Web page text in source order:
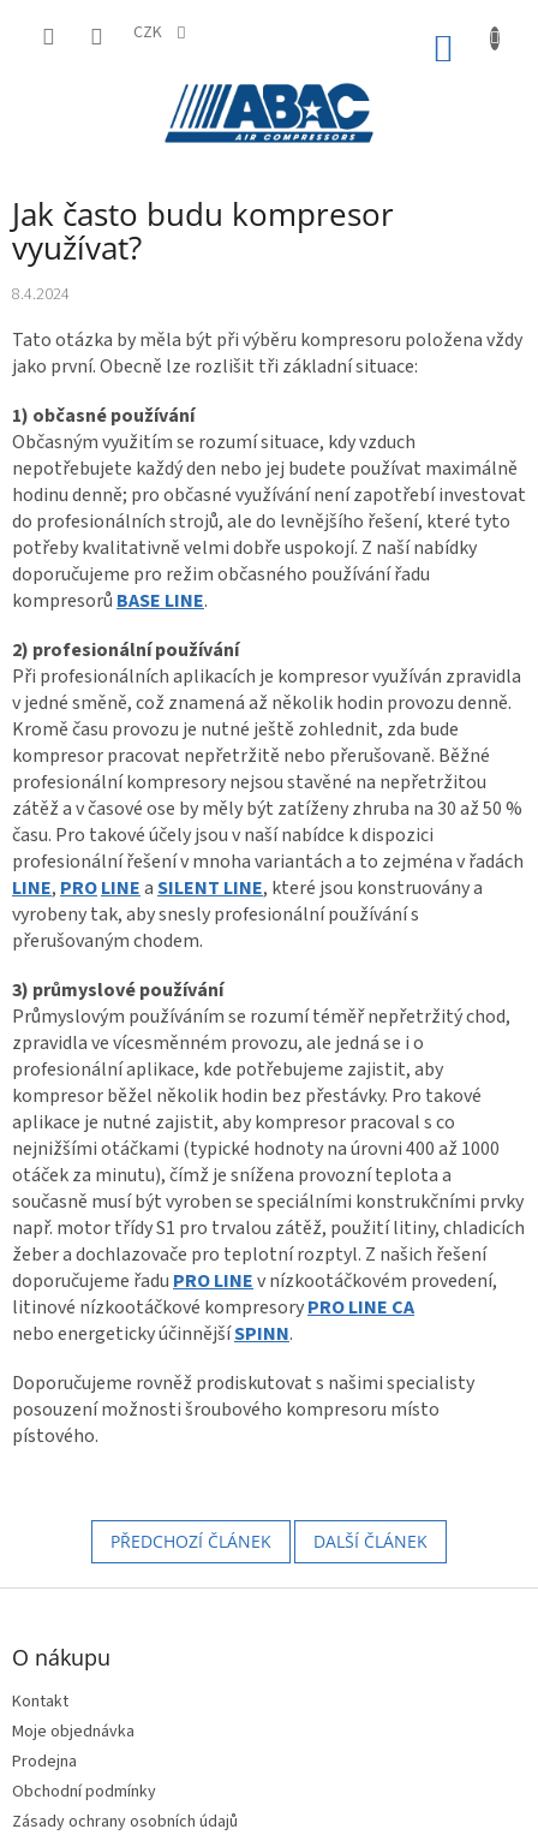
CZK
Jak často budu kompresor
využívat?
8.4.2024
Tato otázka by měla být při výběru kompresoru položena vždy
jako první. Obecně lze rozlišit tři základní situace:
1) občasné používání
Občasným využitím se rozumí situace, kdy vzduch
nepotřebujete každý den nebo jej budete používat maximálně
hodinu denně; pro občasné využívání není zapotřebí investovat
do profesionálních strojů, ale do levnějšího řešení, které tyto
potřeby kvalitativně velmi dobře uspokojí. Z naší nabídky
doporučujeme pro režim občasného používání řadu
kompresorů BASE LINE.
2) profesionální používání
Při profesionálních aplikacích je kompresor využíván zpravidla
v jedné směně, což znamená až několik hodin provozu denně.
Kromě času provozu je nutné ještě zohlednit, zda bude
kompresor pracovat nepřetržitě nebo přerušovaně. Běžné
profesionální kompresory nejsou stavěné na nepřetržitou
zátěž a v časové ose by měly být zatíženy zhruba na 30 až 50 %
času. Pro takové účely jsou v naší nabídce k dispozici
profesionální řešení v mnoha variantách a to zejména v řadách
LINE, PROLINEaSILENT LINE, které jsou konstruovány a
vyrobeny tak, aby snesly profesionální používání s
přerušovaným chodem.
3) průmyslové používání
Průmyslovým používáním se rozumí téměř nepřetržitý chod,
zpravidla ve vícesměnném provozu, ale jedná se i o
profesionální aplikace, kde potřebujeme zajistit, aby
kompresor běžel několik hodin bez přestávky. Pro takové
aplikace je nutné zajistit, aby kompresor pracoval s co
nejnižšími otáčkami (typické hodnoty na úrovni 400 až 1000
otáček za minutu), čímž je snížena provozní teplota a
současně musí být vyroben se speciálními konstrukčními prvky
např. motor třídy S1 pro trvalou zátěž, použití litiny, chladicích
žeber a dochlazovače pro teplotní rozptyl. Z našich řešení
doporučujeme řadu PRO LINEv nízkootáčkovém provedení,
litinové nízkootáčkové kompresoryPRO LINE CA
nebo energeticky účinnějšíSPINN.
Doporučujeme rovněž prodiskutovat s našimi specialisty
posouzení možnosti šroubového kompresoru místo
pístového.
PŘEDCHOZÍ ČLÁNEK DALŠÍ ČLÁNEK
Z
O nákupu
Kontakt
Moje objednávka
Prodejna
Obchodní podmínky
Zásady ochrany osobních údajů